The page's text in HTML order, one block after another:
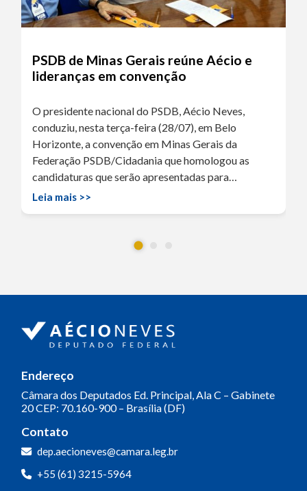
PSDB de Minas Gerais reúne Aécio e
lideranças em convenção
O presidente nacional do PSDB, Aécio Neves,
conduziu, nesta terça-feira (28/07), em Belo
Horizonte, a convenção em Minas Gerais da
Federação PSDB/Cidadania que homologou as
candidaturas que serão apresentadas para…
Leia mais >>
Endereço
Câmara dos Deputados Ed. Principal, Ala C – Gabinete
20CEP: 70.160-900 – Brasília (DF)
Contato
dep.aecioneves@camara.leg.br
+55 (61) 3215-5964